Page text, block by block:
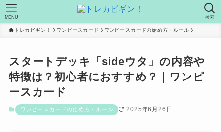
検索
MENU
トレカビギン！ ワンピースカード ワンピースカードの始め方・ルール
スタートデッキ「sideウタ」の内容や
特徴は？初心者におすすめ？｜ワンピ
ースカード
ワンピースカードの始め方・ルール 2025年6月26日